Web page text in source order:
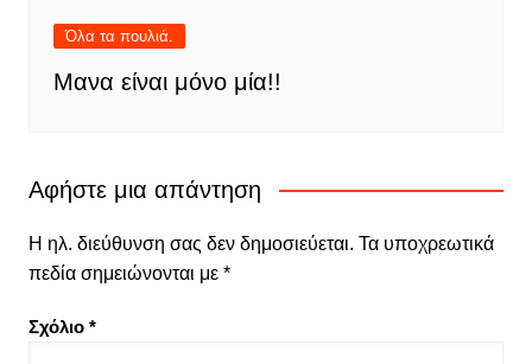
Όλα τα πουλιά.
Μανα είναι μόνο μία!!
Αφήστε μια απάντηση
Η ηλ. διεύθυνση σας δεν δημοσιεύεται. Τα υποχρεωτικά
πεδία σημειώνονται με *
Σχόλιο *